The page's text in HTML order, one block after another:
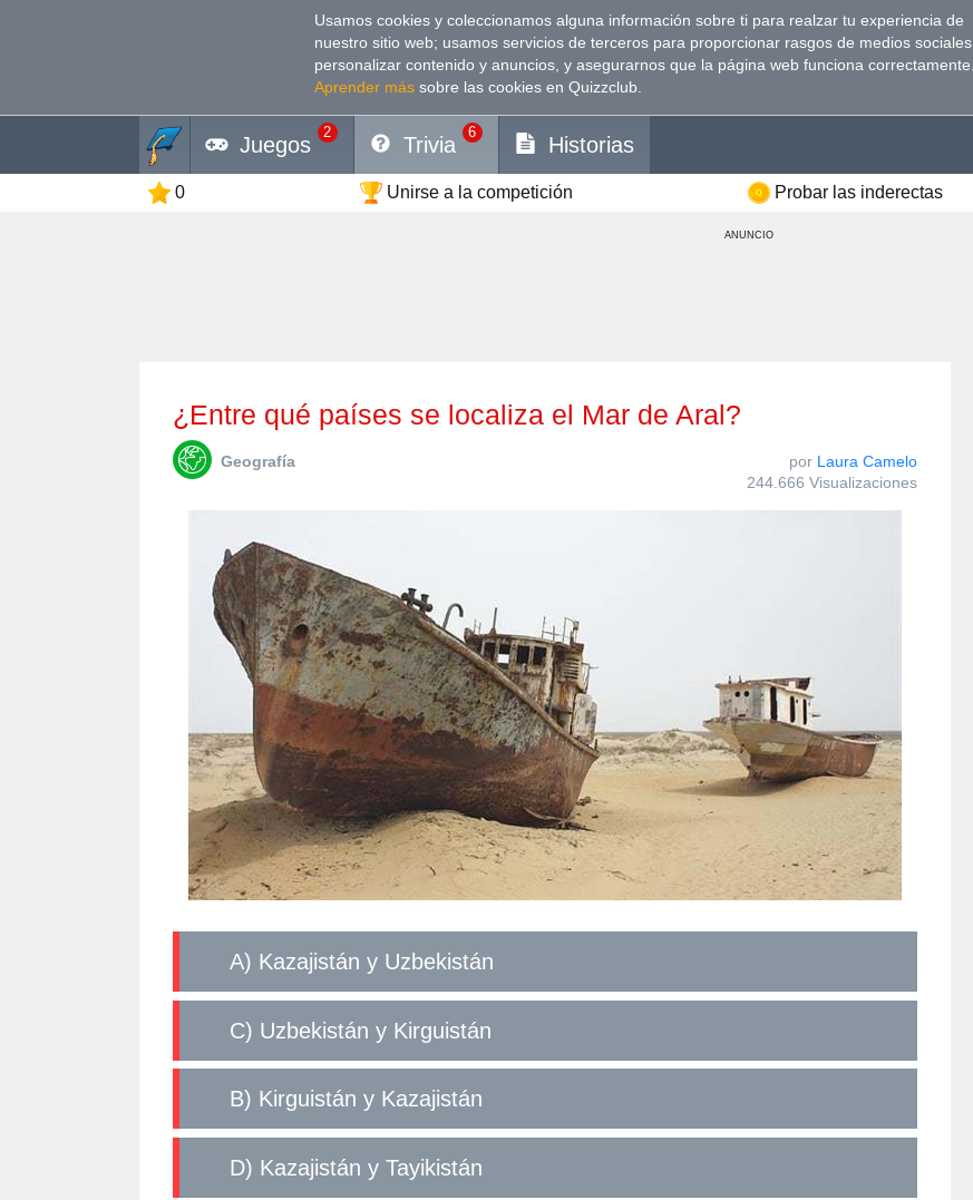
Usamos cookies y coleccionamos alguna información sobre ti para realzar tu experiencia de
nuestro sitio web; usamos servicios de terceros para proporcionar rasgos de medios sociales,
personalizar contenido y anuncios, y asegurarnos que la página web funciona correctamente.
Aprender más sobre las cookies en Quizzclub.
Juegos
2
Trivia
6
Historias
0 Unirse a la competición Probar las inderectas
ANUNCIO
¿Entre qué países se localiza el Mar de Aral?
Geografía por Laura Camelo
244.666 Visualizaciones
a) Kazajistán y Uzbekistán
c) Uzbekistán y Kirguistán
b) Kirguistán y Kazajistán
d) Kazajistán y Tayikistán